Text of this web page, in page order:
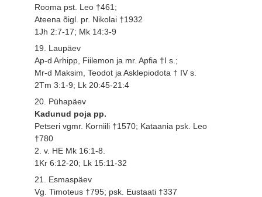
Rooma pst. Leo †461;
Ateena õigl. pr. Nikolai †1932
1Jh 2:7-17; Mk 14:3-9
19. Laupäev
Ap-d Arhipp, Fiilemon ja mr. Apfia †I s.;
Mr-d Maksim, Teodot ja Asklepiodota † IV s.
2Tm 3:1-9; Lk 20:45-21:4
20. Pühapäev
Kadunud poja pp.
Petseri vgmr. Korniili †1570; Kataania psk. Leo
†780
2. v. HE Mk 16:1-8.
1Kr 6:12-20; Lk 15:11-32
21. Esmaspäev
Vg. Timoteus †795; psk. Eustaati †337